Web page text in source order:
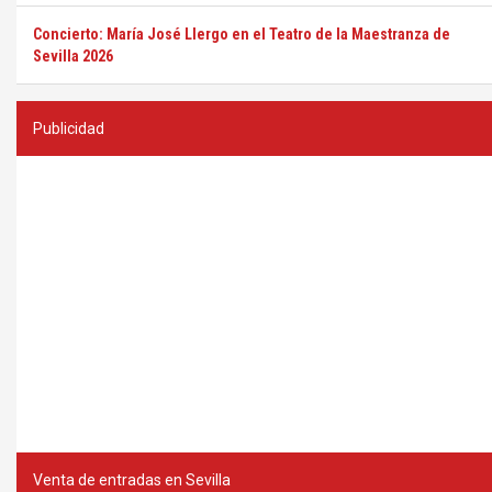
Concierto: María José Llergo en el Teatro de la Maestranza de
Sevilla 2026
Publicidad
Venta de entradas en Sevilla